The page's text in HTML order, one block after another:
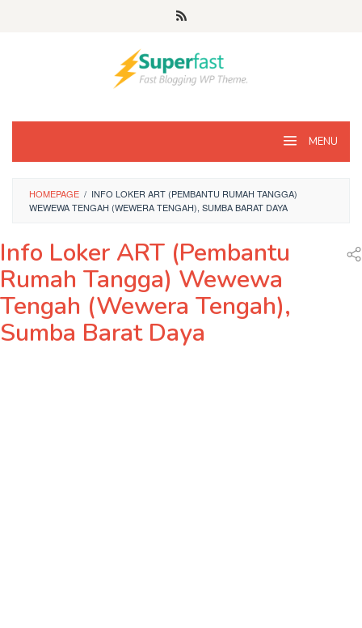
MENU
HOMEPAGE / INFO LOKER ART (PEMBANTU RUMAH TANGGA)
WEWEWA TENGAH (WEWERA TENGAH), SUMBA BARAT DAYA
Info Loker ART (Pembantu
Rumah Tangga) Wewewa
Tengah (Wewera Tengah),
Sumba Barat Daya